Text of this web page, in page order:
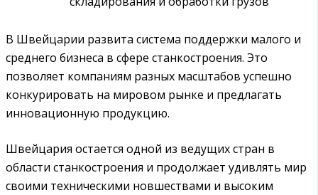
В Швейцарии развита система поддержки малого и
среднего бизнеса в сфере станкостроения. Это
позволяет компаниям разных масштабов успешно
конкурировать на мировом рынке и предлагать
инновационную продукцию.
Швейцария остается одной из ведущих стран в
области станкостроения и продолжает удивлять мир
своими техническими новшествами и высоким